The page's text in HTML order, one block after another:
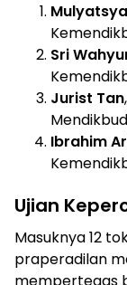
Sri
Jurist Tan
Ibrahim
Ujian
Masuknya 12
praperadilan